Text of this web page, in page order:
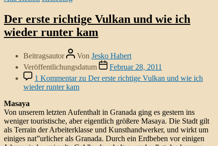
Der erste richtige Vulkan und wie ich
wieder runter kam
Beitragsautor Von Jesko Habert
Veröffentlichungsdatum
Februar 28, 2011
1 Kommentarzu Der erste richtige Vulkan und wie ich
wieder runter kam
Masaya
Von unserem letzten Aufenthalt in Granada ging es gestern ins
weniger touristische, aber eigentlich größere Masaya. Die Stadt gilt
als Terrain der Arbeiterklasse und Kunsthandwerker, und wirkt um
einiges nat”urlicher als Granada. Durch ein Erdbeben vor einigen